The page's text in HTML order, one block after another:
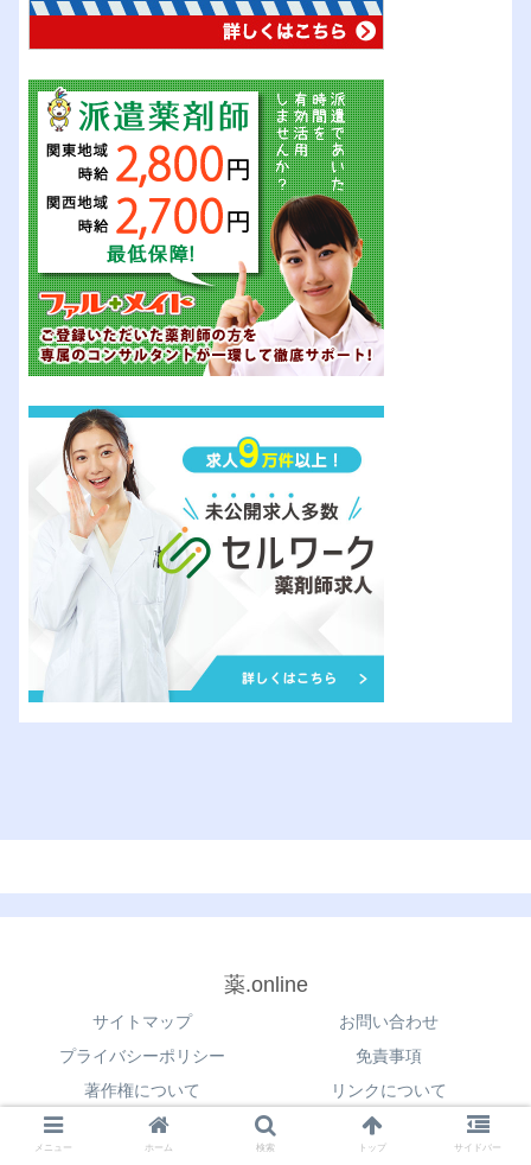
薬.online
サイトマップ
お問い合わせ
プライバシーポリシー
免責事項
著作権について
リンクについて
© 2021 薬.online.
メニュー ホーム 検索 トップ サイドバー